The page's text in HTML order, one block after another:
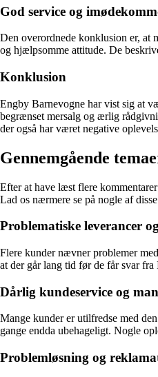
God service og
Den overordnede konklusion er, at
og hjælpsomme attitude. De
Konklusion
Engby Barnevogne har vist sig at
begrænset mersalg og ærlig
der også har været negative
Gennemgående
Efter at have læst flere
Lad os nærmere se på nogle af
Problematiske leverancer
Flere kunder nævner problemer
at der går lang tid før de får svar
Dårlig kundeservice og
Mange kunder er utilfredse med
gange endda ubehageligt. Nogle
Problemløsning og